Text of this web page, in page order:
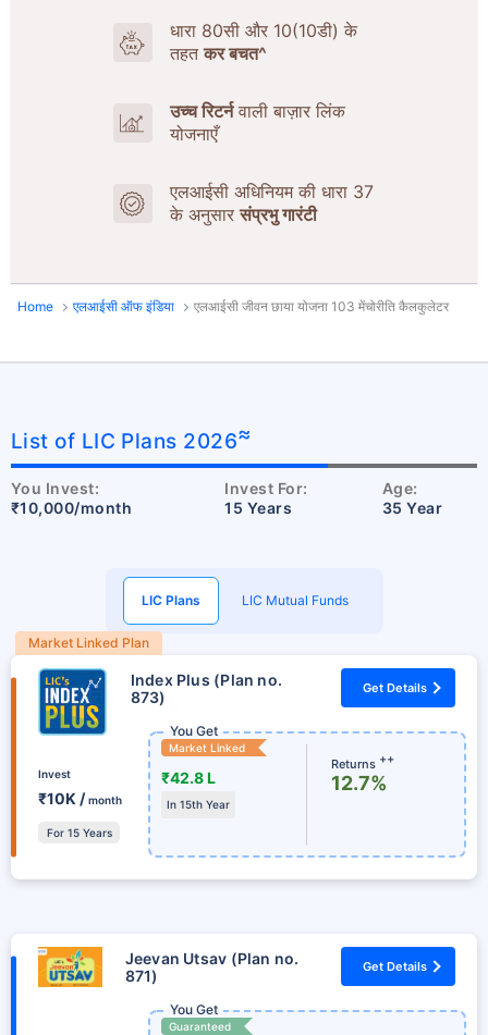
धारा 80सी और 10(10डी) के
तहतकर बचत^
उच्च रिटर्नवाली बाज़ार लिंक
योजनाएँ
एलआईसी अधिनियम की धारा 37
के अनुसारसंप्रभु गारंटी
Home एलआईसी ऑफ इंडिया एलआईसी जीवन छाया योजना 103 मेंचोरीति कैलकुलेटर
List of LIC Plans 2026≈
You Invest:
₹10,000/month
Invest For:
15 Years
Age:
35 Year
LIC Plans LIC Mutual Funds
Market Linked Plan
Index Plus (Plan no.
873)
Get Details
Invest
₹10K /month
For 15 Years
You Get
Market Linked
₹42.8 L
In 15th Year
Returns ++
12.7%
Jeevan Utsav (Plan no.
871)
Get Details
You Get
Guaranteed